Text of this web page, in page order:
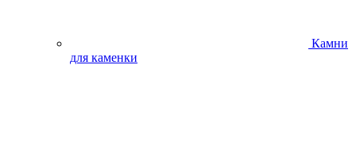
Камни
для каменки